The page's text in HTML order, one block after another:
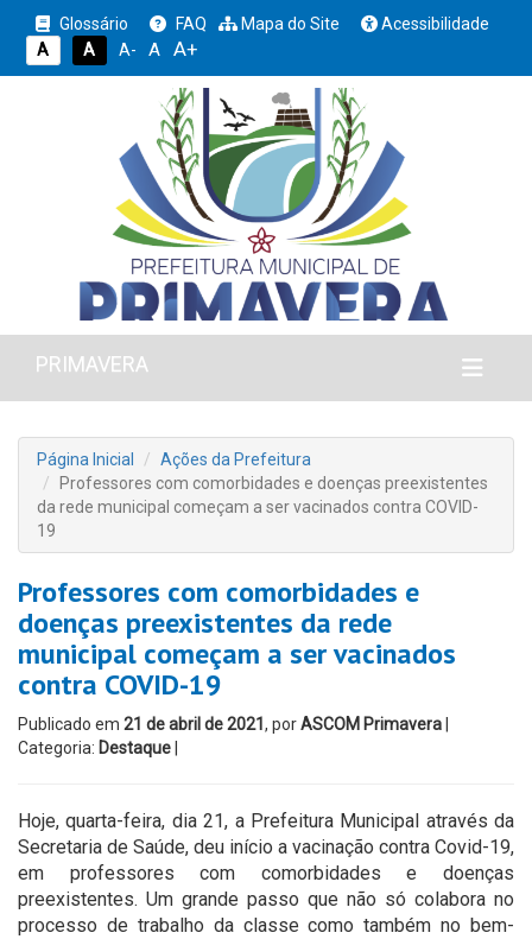
Glossário FAQ Mapa do Site
Acessibilidade
A
A A- A A+
PRIMAVERA
Página Inicial
Ações da Prefeitura
Professores com comorbidades e doenças preexistentes
da rede municipal começam a ser vacinados contra COVID-
19
Professores com comorbidades e
doenças preexistentes da rede
municipal começam a ser vacinados
contra COVID-19
Publicado em 21 de abril de 2021 , porASCOM Primavera
Categoria: Destaque
Hoje, quarta-feira, dia 21, a Prefeitura Municipal através da
Secretaria de Saúde, deu início a vacinação contra Covid-19,
em professores com comorbidades e doenças
preexistentes. Um grande passo que não só colabora no
processo de trabalho da classe como também no bem-